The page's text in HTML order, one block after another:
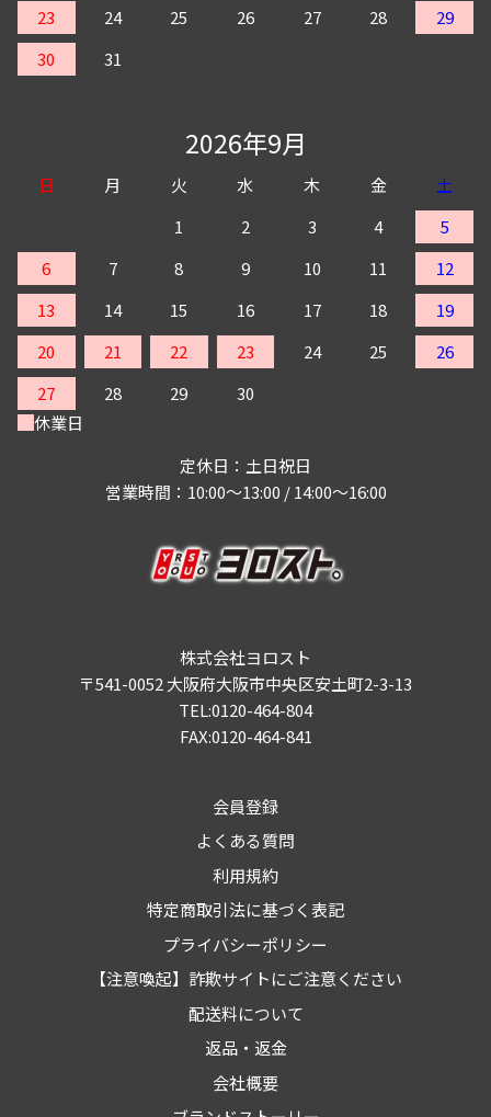
23
24 25 26 27 28
29
30
31
2026年9月
日 月 火 水 木 金
土
1
2 3 4
5
6
7 8 9 10 11
12
13
14 15 16 17 18
19
20
21 22 23 24 25
26
27
28 29
30
休業日
定休日：土日祝日
営業時間：10:00～13:00 / 14:00～16:00
株式会社ヨロスト
〒541-0052 大阪府大阪市中央区安土町2-3-13
TEL:0120-464-804
FAX:0120-464-841
会員登録
よくある質問
利用規約
特定商取引法に基づく表記
プライバシーポリシー
【注意喚起】詐欺サイトにご注意ください
配送料について
返品・返金
会社概要